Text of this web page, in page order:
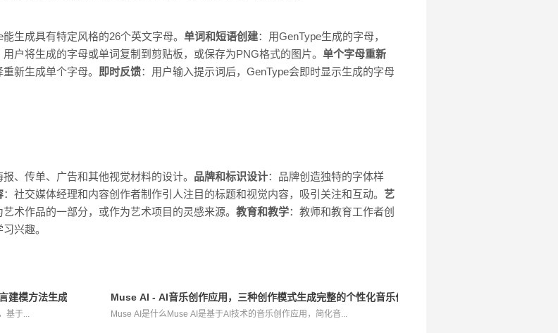
生成具有特定风格的26个英文字母。 单词和短语创建：用GenType生成的字母，
用户将生成的字母或单词复制到剪贴板，或保存为PNG格式的图片。 单个字母重新
新生成单个字母。 即时反馈：用户输入提示词后，GenType会即时显示生成的字母
、传单、广告和其他视觉材料的设计。 品牌和标识设计：品牌创造独特的字体样
：社交媒体经理和内容创作者制作引人注目的标题和视觉内容，吸引关注和互动。 艺
术作品的一部分，或作为艺术项目的灵感来源。 教育和教学：教师和教育工作者创
兴趣。
建模方法生成语音
基于...
Muse AI - AI音乐创作应用，三种创作模式生成完整的个性化音乐作品
Muse AI是什么Muse AI是基于AI技术的音乐创作应用，简化音...